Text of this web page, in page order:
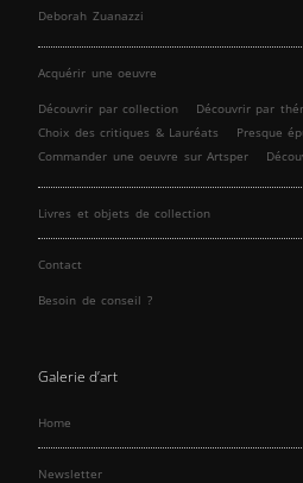
Deborah Zuanazzi
Acquérir une oeuvre
Découvrir par collection
Découvrir par
Choix des critiques & Lauréats
Presque
Commander une oeuvre sur Artsper
Livres et objets de collection
Contact
Besoin de conseil ?
Galerie d’art
Home
Newsletter